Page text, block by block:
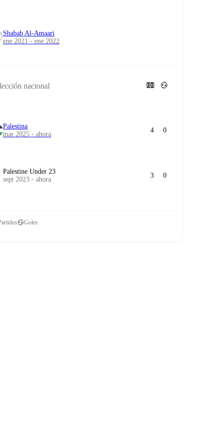
Shabab Al-Amaari
ene 2021 - ene 2022
nacional
Palestina
mar 2025 - ahora
4 0
Palestine Under 23
sept 2023 - ahora
3 0
Goles